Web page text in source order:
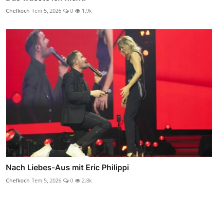
Chefkoch Tem 5, 2026 0 1.9k
Nach Liebes-Aus mit Eric Philippi
Chefkoch Tem 5, 2026 0 2.8k